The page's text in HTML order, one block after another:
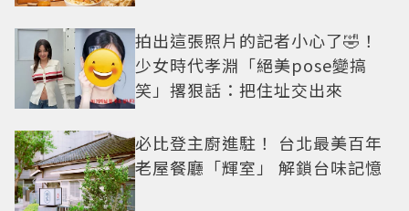
拍出這張照片的記者小心了🤣！
少女時代孝淵「絕美pose變搞
笑」撂狠話：把住址交出來
必比登主廚進駐！ 台北最美百年
老屋餐廳「輝室」 解鎖台味記憶